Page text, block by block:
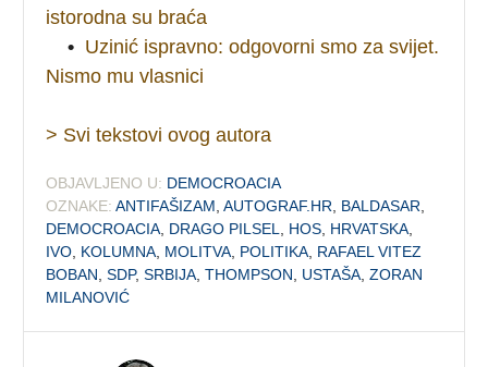
istorodna su braća
• Uzinić ispravno: odgovorni smo za svijet.
Nismo mu vlasnici
> Svi tekstovi ovog autora
OBJAVLJENO U: DEMOCROACIA
OZNAKE: ANTIFAŠIZAM ,AUTOGRAF.HR BALDASAR
DEMOCROACIA DRAGO PILSEL HOS HRVATSKA
IVO KOLUMNA MOLITVA POLITIKA RAFAEL VITEZ
BOBAN ,SDP,SRBIJA ,THOMPSON USTAŠA ,ZORAN
MILANOVIĆ